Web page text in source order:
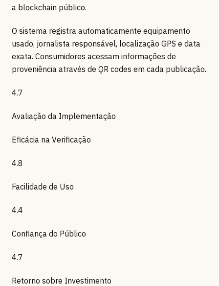
a blockchain público.
O sistema registra automaticamente equipamento
usado, jornalista responsável, localização GPS e data
exata. Consumidores acessam informações de
proveniência através de QR codes em cada publicação.
4.7
Avaliação da Implementação
Eficácia na Verificação
4.8
Facilidade de Uso
4.4
Confiança do Público
4.7
Retorno sobre Investimento